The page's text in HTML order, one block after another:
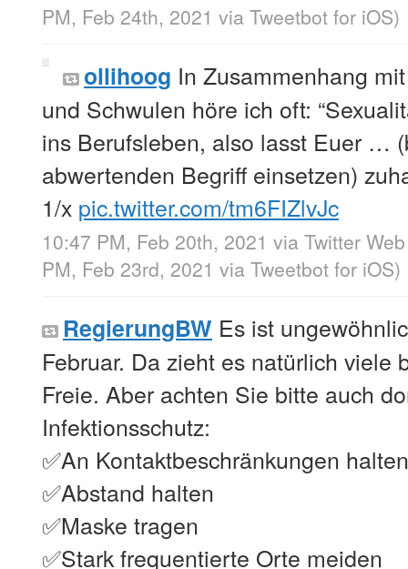
PM, Feb 24th, 2021 via Tweetbot for iΟS)
ollihoog In Zusammenhang
und Schwulen höre ich oft:
ins Berufsleben, also lasst Euer …
abwertenden Begriff einsetzen)
1/x pic.twitter.com/tm6FIZlvJc
10:47 PM, Feb 20th, 2021 via Twitter
PM, Feb 23rd, 2021 via Tweetbot for iΟS)
RegierungBW Es ist
Februar. Da zieht es natürlich viele
Freie. Aber achten Sie bitte auch
Infektionsschutz:
✅An Kontaktbeschränkungen halten
✅Abstand halten
✅Maske tragen
✅Stark frequentierte Orte meiden